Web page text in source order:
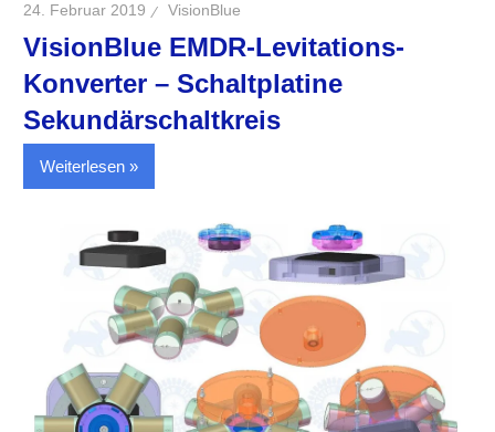
24. Februar 2019 VisionBlue
VisionBlue EMDR-Levitations-
Konverter – Schaltplatine
Sekundärschaltkreis
Weiterlesen